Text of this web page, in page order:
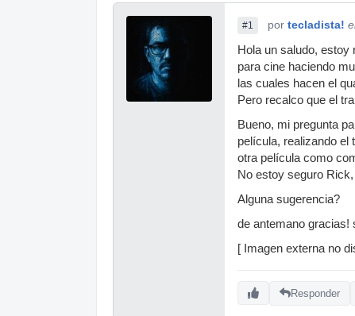
#1 por tecladista!
Hola un saludo, estoy
para cine haciendo
las cuales hacen el
Pero recalco que el
Bueno, mi pregunta
película, realizando el
otra película como
No estoy seguro
Alguna sugerencia?
de antemano gracias!
[ Imagen externa no
Responder